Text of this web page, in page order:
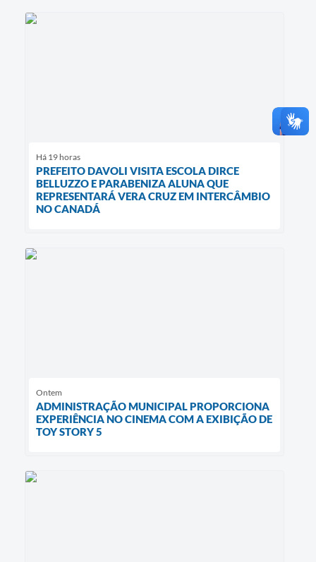
Há 19 horas
PREFEITO DAVOLI VISITA ESCOLA DIRCE
BELLUZZO E PARABENIZA ALUNA QUE
REPRESENTARÁ VERA CRUZ EM INTERCÂMBIO
NO CANADÁ
Ontem
ADMINISTRAÇÃO MUNICIPAL PROPORCIONA
EXPERIÊNCIA NO CINEMA COM A EXIBIÇÃO DE
TOY STORY 5